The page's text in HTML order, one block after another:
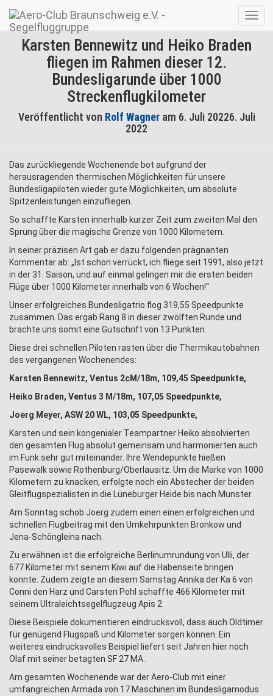
Karsten Bennewitz und Heiko Braden
fliegen im Rahmen dieser 12.
Bundesligarunde über 1000
Streckenflugkilometer
Veröffentlicht von Rolf Wagneram 6. Juli 20226. Juli
2022
Das zurückliegende Wochenende bot aufgrund der
herausragenden thermischen Möglichkeiten für unsere
Bundesligapiloten wieder gute Möglichkeiten, um absolute
Spitzenleistungen einzufliegen.
So schaffte Karsten innerhalb kurzer Zeit zum zweiten Mal den
Sprung über die magische Grenze von 1000 Kilometern.
In seiner präzisen Art gab er dazu folgenden prägnanten
Kommentar ab: „Ist schon verrückt, ich fliege seit 1991, also jetzt
in der 31. Saison, und auf einmal gelingen mir die ersten beiden
Flüge über 1000 Kilometer innerhalb von 6 Wochen!“
Unser erfolgreiches Bundesligatrio flog 319,55 Speedpunkte
zusammen. Das ergab Rang 8 in dieser zwölften Runde und
brachte uns somit eine Gutschrift von 13 Punkten.
Diese drei schnellen Piloten rasten über die Thermikautobahnen
des vergangenen Wochenendes:
Karsten Bennewitz, Ventus 2cM/18m, 109,45 Speedpunkte,
Heiko Braden, Ventus 3 M/18m, 107,05 Speedpunkte,
Joerg Meyer, ASW 20 WL, 103,05 Speedpunkte,
Karsten und sein kongenialer Teampartner Heiko absolvierten
den gesamten Flug absolut gemeinsam und harmonierten auch
im Funk sehr gut miteinander. Ihre Wendepunkte hießen
Pasewalk sowie Rothenburg/Oberlausitz. Um die Marke von 1000
Kilometern zu knacken, erfolgte noch ein Abstecher der beiden
Gleitflugspezialisten in die Lüneburger Heide bis nach Munster.
Am Sonntag schob Joerg zudem einen einen erfolgreichen und
schnellen Flugbeitrag mit den Umkehrpunkten Bronkow und
Jena-Schöngleina nach.
Zu erwähnen ist die erfolgreiche Berlinumrundung von Ulli, der
677 Kilometer mit seinem Kiwi auf die Habenseite bringen
konnte. Zudem zeigte an diesem Samstag Annika der Ka 6 von
Conni den Harz und Carsten Pohl schaffte 466 Kilometer mit
seinem Ultraleichtsegelflugzeug Apis 2.
Diese Beispiele dokumentieren eindrucksvoll, dass auch Oldtimer
für genügend Flugspaß und Kilometer sorgen können. Ein
weiteres eindrucksvolles Beispiel liefert seit Jahren hier noch
Olaf mit seiner betagten SF 27 MA.
Am gesamten Wochenende war der Aero-Club mit einer
umfangreichen Armada von 17 Maschinen im Bundesligamodus